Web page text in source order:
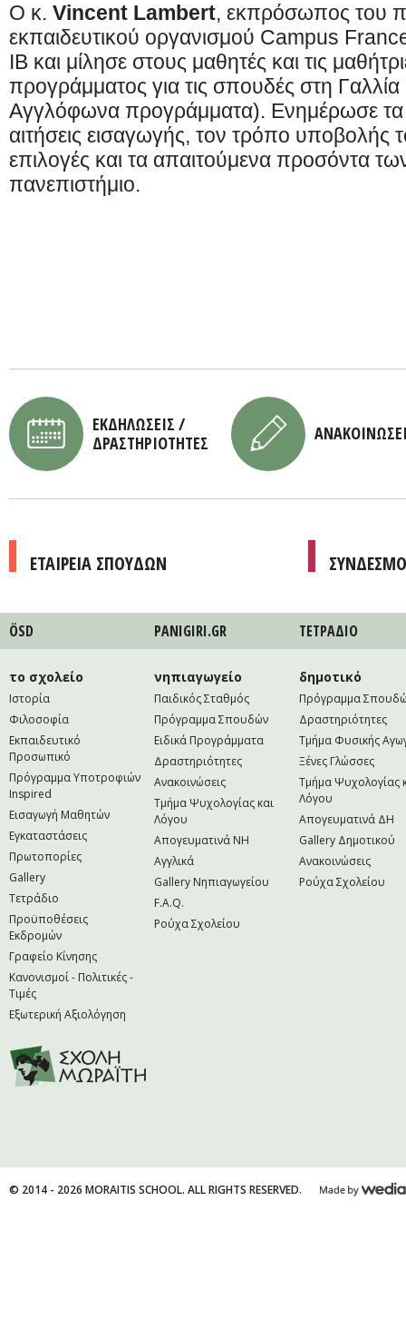
Ο κ. Vincent Lambert, εκπρόσωπος του
εκπαιδευτικού οργανισμού Campus
ΙΒ και μίλησε στους μαθητές και τις
προγράμματος για τις σπουδές στη
Αγγλόφωνα προγράμματα). Ενημέρωσε τα
αιτήσεις εισαγωγής, τον τρόπο υποβολής
επιλογές και τα απαιτούμενα προσόντα
πανεπιστήμιο.
ΕΚΔΗΛΩΣΕΙΣ /
ΔΡΑΣΤΗΡΙΟΤΗΤΕΣ
ΕΤΑΙΡΕΙΑ ΣΠΟΥΔΩΝ
ÖSD PANIGIRI.GR ΤΕΤΡAΔΙΟ
το σχολείο
Ιστορία
Φιλοσοφία
Εκπαιδευτικό
Προσωπικό
Πρόγραμμα Υποτροφιών
Inspired
Εισαγωγή Μαθητών
Εγκαταστάσεις
Πρωτοπορίες
Gallery
Τετράδιο
Προϋποθέσεις
Εκδρομών
Γραφείο Κίνησης
Κανονισμοί - Πολιτικές -
Τιμές
Εξωτερική Αξιολόγηση
νηπιαγωγείο
Παιδικός Σταθμός
Πρόγραμμα Σπουδών
Ειδικά Προγράμματα
Δραστηριότητες
Ανακοινώσεις
Τμήμα Ψυχολογίας και
Λόγου
Απογευματινά NH
Αγγλικά
Gallery Νηπιαγωγείου
F.A.Q.
Ρούχα Σχολείου
δημοτικό
Πρόγραμμα
Δραστηριότητες
Τμήμα Φυσικής
Ξένες Γλώσσες
Τμήμα Ψυχολογίας
Λόγου
Απογευματινά ΔΗ
Gallery Δημοτικού
Ανακοινώσεις
Ρούχα Σχολείου
© 2014 - 2026 MORAITIS SCHOOL. ALL RIGHTS RESERVED.